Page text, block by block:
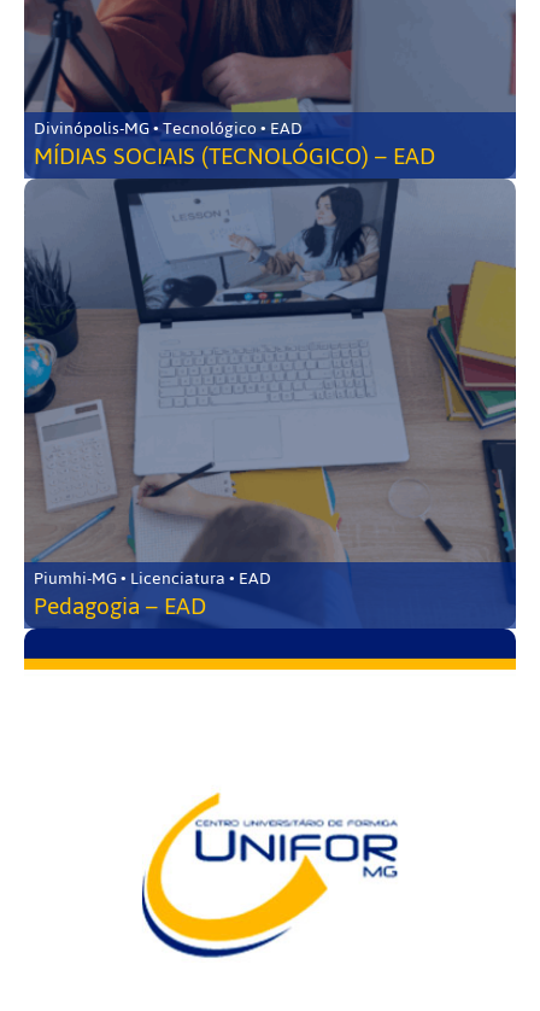
Divinópolis-MG • Tecnológico • EAD
MÍDIAS SOCIAIS (TECNOLÓGICO) – EAD
Piumhi-MG • Licenciatura • EAD
Pedagogia – EAD